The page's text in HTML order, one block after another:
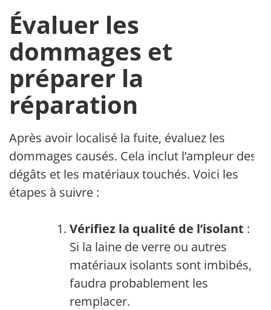
Évaluer les
dommages et
préparer la
réparation
Après avoir localisé la fuite, évaluez les
dommages causés. Cela inclut l’ampleur des
dégâts et les matériaux touchés. Voici les
étapes à suivre :
Vérifiez la qualité de l’isolant :
Si la laine de verre ou autres
matériaux isolants sont imbibés, il
faudra probablement les
remplacer.